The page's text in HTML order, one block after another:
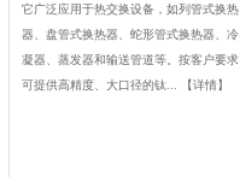
它广泛应用于热交换设备，如列管式换热
器、盘管式换热器、蛇形管式换热器、冷
凝器、蒸发器和输送管道等。按客户要求
可提供高精度、大口径的钛...
【详情】